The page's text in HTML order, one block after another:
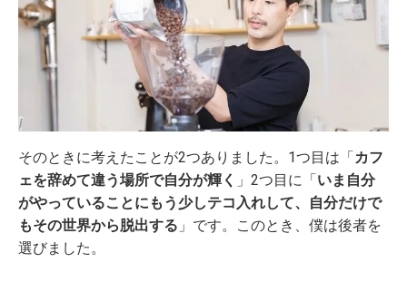
そのときに考えたことが2つありました。1つ目は「カフ
ェを辞めて違う場所で自分が輝く 」2つ目に「いま自分
がやっていることにもう少しテコ入れして、自分だけで
もその世界から脱出する 」です。このとき、僕は後者を
選びました。